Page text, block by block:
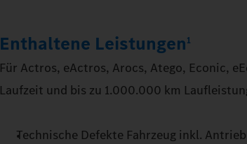
Enthaltene Leistungen1
Für Actros, eActros, Arocs, Atego, Econic,
Laufzeit und bis zu 1.000.000 km
Technische Defekte Fahrzeug inkl.